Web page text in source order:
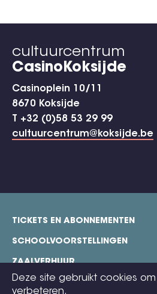
cultuurcentrum
CasinoKoksijde
Casinoplein 10/11
8670 Koksijde
T +32 (0)58 53 29 99
cultuurcentrum@koksijde.be
Deze site gebruikt cookies
verbeteren.
footer
TICKETS EN ABONNEMENTEN
SCHOOLVOORSTELLINGEN
ZAALVERHUUR
TECHNISCHE FICHES